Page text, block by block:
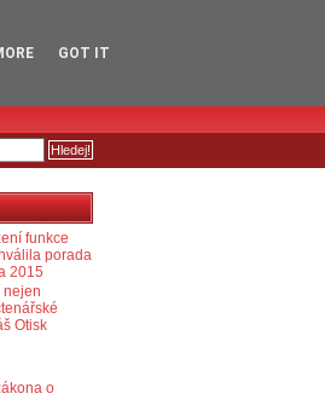
funkce
porada
2015
nejen
Otisk
o
GOT IT